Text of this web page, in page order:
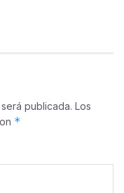
publicada. Los
*